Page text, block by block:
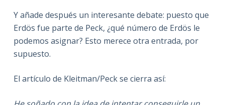
Y añade después un interesante debate: puesto que
Erdös fue parte de Peck, ¿qué número de Erdös le
podemos asignar? Esto merece otra entrada, por
supuesto.
El artículo de Kleitman/Peck se cierra así: